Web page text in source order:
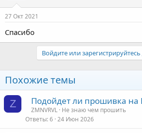
:
27 Окт 2021
Спасибо
Войдите или зарегистрируйтесь
Похожие темы
Z Подойдет ли прошивка на
ZMNVRVL Не знаю чем прошить
Ответы 6 24 Июн 2026